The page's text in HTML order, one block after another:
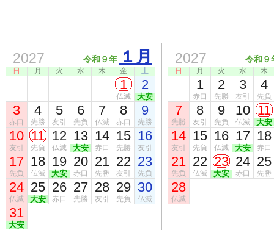
2027 令和９年 １月
日 月 火 水 木 金 土
1
仏滅
2
大安
3
赤口
4
先勝
5
友引
6
先負
7
仏滅
8
赤口
9
先勝
10
友引
11
先負
12
仏滅
13
大安
14
赤口
15
先勝
16
友引
17
先負
18
仏滅
19
大安
20
赤口
21
先勝
22
友引
23
先負
24
仏滅
25
大安
26
赤口
27
先勝
28
友引
29
先負
30
仏滅
31
大安
2027 令和９
日 月 火 水 木
1
赤口
2
先勝
3
友引
4
先負
7
先勝
8
友引
9
先負
10
仏滅
11
大安
14
友引
15
先負
16
仏滅
17
大安
18
赤口
21
先負
22
仏滅
23
大安
24
赤口
25
先勝
28
仏滅